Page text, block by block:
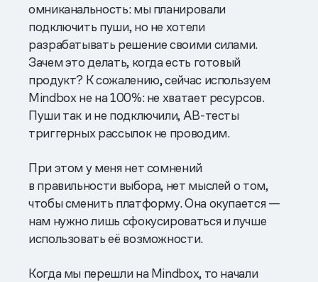
омниканальность: мы планировали
подключить пуши, но не хотели
разрабатывать решение своими силами.
Зачем это делать, когда есть готовый
продукт? К сожалению, сейчас используем
Mindbox не на 100%: не хватает ресурсов.
Пуши так и не подключили, AB-тесты
триггерных рассылок не проводим.
При этом у меня нет сомнений
в правильности выбора, нет мыслей о том,
чтобы сменить платформу. Она окупается —
нам нужно лишь сфокусироваться и лучше
использовать её возможности.
Когда мы перешли на Mindbox, то начали